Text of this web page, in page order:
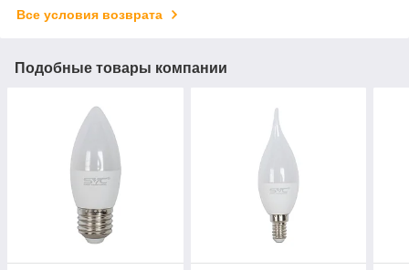
Все условия возврата
Подобные товары компании